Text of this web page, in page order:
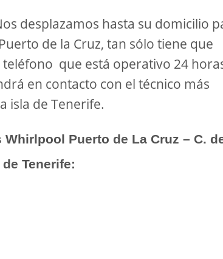
desplazamos hasta su domicilio
de la Cruz, tan sólo tiene que
que está operativo 24
en contacto con el técnico más
isla de Tenerife.
Puerto de La Cruz – C.
Tenerife: